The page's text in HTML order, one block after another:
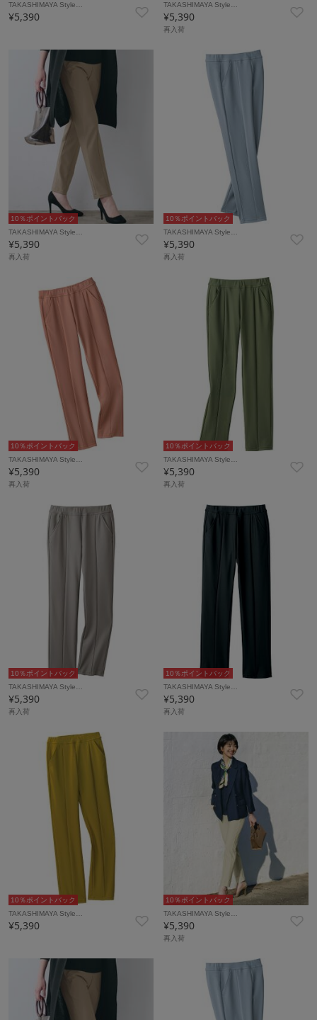
TAKASHIMAYA Style…
¥5,390
TAKASHIMAYA Style…
¥5,390
再入荷
10％ポイントバック
TAKASHIMAYA Style…
¥5,390
再入荷
10％ポイントバック
TAKASHIMAYA Style…
¥5,390
再入荷
10％ポイントバック
TAKASHIMAYA Style…
¥5,390
再入荷
10％ポイントバック
TAKASHIMAYA Style…
¥5,390
再入荷
10％ポイントバック
TAKASHIMAYA Style…
¥5,390
再入荷
10％ポイントバック
TAKASHIMAYA Style…
¥5,390
再入荷
10％ポイントバック
TAKASHIMAYA Style…
¥5,390
10％ポイントバック
TAKASHIMAYA Style…
¥5,390
再入荷